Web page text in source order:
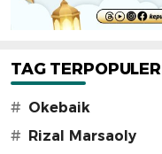
TAG TERPOPULER
# Okebaik
#
Rizal Marsaoly